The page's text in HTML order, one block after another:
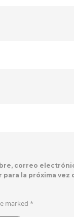
correo
para la próxima vez
marked *